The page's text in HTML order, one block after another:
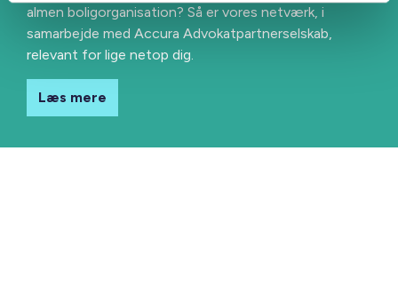
almen boligorganisation? Så er vores netværk, i
samarbejde med Accura Advokatpartnerselskab,
relevant for lige netop dig.
Læs mere